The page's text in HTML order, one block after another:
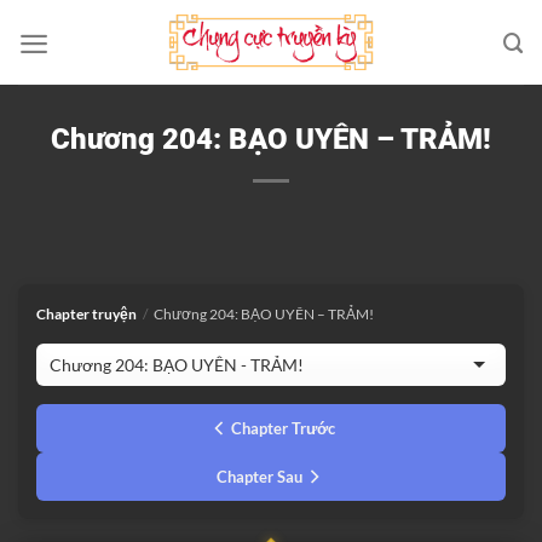
qua
nội
Chương 204: BẠO UYÊN – TRẢM!
Chapter truyện / Chương 204: BẠO UYÊN – TRẢM!
Chapter Trước
Chapter Sau